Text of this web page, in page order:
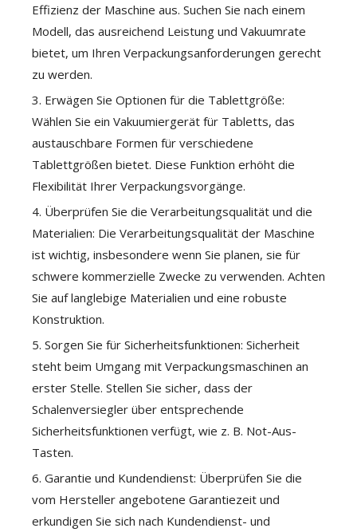
Effizienz der Maschine aus. Suchen Sie nach einem
Modell, das ausreichend Leistung und Vakuumrate
bietet, um Ihren Verpackungsanforderungen gerecht
zu werden.
3. Erwägen Sie Optionen für die Tablettgröße:
Wählen Sie ein Vakuumiergerät für Tabletts, das
austauschbare Formen für verschiedene
Tablettgrößen bietet. Diese Funktion erhöht die
Flexibilität Ihrer Verpackungsvorgänge.
4. Überprüfen Sie die Verarbeitungsqualität und die
Materialien: Die Verarbeitungsqualität der Maschine
ist wichtig, insbesondere wenn Sie planen, sie für
schwere kommerzielle Zwecke zu verwenden. Achten
Sie auf langlebige Materialien und eine robuste
Konstruktion.
5. Sorgen Sie für Sicherheitsfunktionen: Sicherheit
steht beim Umgang mit Verpackungsmaschinen an
erster Stelle. Stellen Sie sicher, dass der
Schalenversiegler über entsprechende
Sicherheitsfunktionen verfügt, wie z. B. Not-Aus-
Tasten.
6. Garantie und Kundendienst: Überprüfen Sie die
vom Hersteller angebotene Garantiezeit und
erkundigen Sie sich nach Kundendienst- und